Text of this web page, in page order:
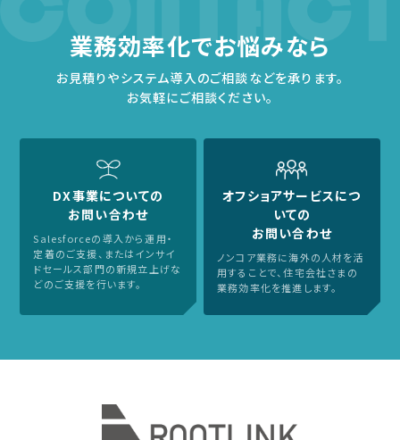
業務効率化でお悩みなら
お見積りやシステム導入のご相談などを承ります。
お気軽にご相談ください。
DX事業についての
お問い合わせ
Salesforceの導入から運用・
定着のご支援、またはインサイ
ドセールス部門の新規立上げな
どのご支援を行います。
オフショアサービスにつ
いての
お問い合わせ
ノンコア業務に海外の人材を活
用することで、住宅会社さまの
業務効率化を推進します。